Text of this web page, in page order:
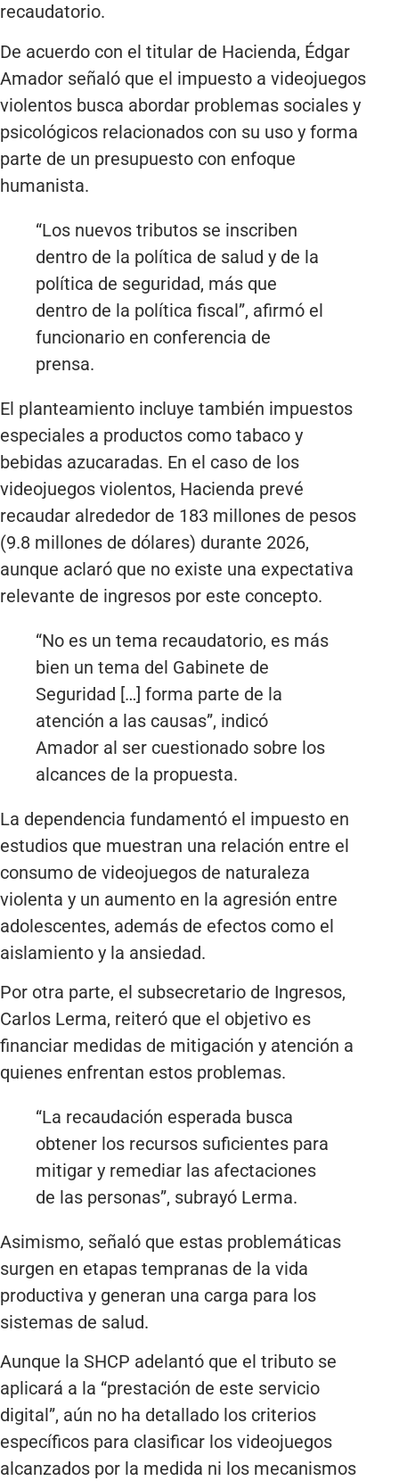
recaudatorio.
De acuerdo con el titular de Hacienda, Édgar
Amador señaló que el impuesto a videojuegos
violentos busca abordar problemas sociales y
psicológicos relacionados con su uso y forma
parte de un presupuesto con enfoque
humanista.
“Los nuevos tributos se inscriben
dentro de la política de salud y de la
política de seguridad, más que
dentro de la política fiscal”, afirmó el
funcionario en conferencia de
prensa.
El planteamiento incluye también impuestos
especiales a productos como tabaco y
bebidas azucaradas. En el caso de los
videojuegos violentos, Hacienda prevé
recaudar alrededor de 183 millones de pesos
(9.8 millones de dólares) durante 2026,
aunque aclaró que no existe una expectativa
relevante de ingresos por este concepto.
“No es un tema recaudatorio, es más
bien un tema del Gabinete de
Seguridad […] forma parte de la
atención a las causas”, indicó
Amador al ser cuestionado sobre los
alcances de la propuesta.
La dependencia fundamentó el impuesto en
estudios que muestran una relación entre el
consumo de videojuegos de naturaleza
violenta y un aumento en la agresión entre
adolescentes, además de efectos como el
aislamiento y la ansiedad.
Por otra parte, el subsecretario de Ingresos,
Carlos Lerma, reiteró que el objetivo es
financiar medidas de mitigación y atención a
quienes enfrentan estos problemas.
“La recaudación esperada busca
obtener los recursos suficientes para
mitigar y remediar las afectaciones
de las personas”, subrayó Lerma.
Asimismo, señaló que estas problemáticas
surgen en etapas tempranas de la vida
productiva y generan una carga para los
sistemas de salud.
Aunque la SHCP adelantó que el tributo se
aplicará a la “prestación de este servicio
digital”, aún no ha detallado los criterios
específicos para clasificar los videojuegos
alcanzados por la medida ni los mecanismos